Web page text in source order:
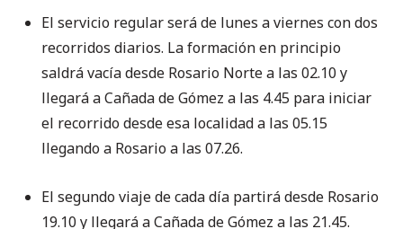
El servicio regular será de lunes a viernes con dos
recorridos diarios. La formación en principio
saldrá vacía desde Rosario Norte a las 02.10 y
llegará a Cañada de Gómez a las 4.45 para iniciar
el recorrido desde esa localidad a las 05.15
llegando a Rosario a las 07.26.
El segundo viaje de cada día partirá desde Rosario
19.10 y llegará a Cañada de Gómez a las 21.45.